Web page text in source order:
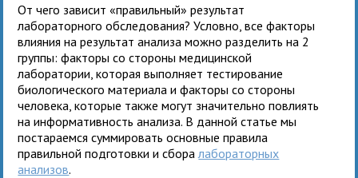
От чего зависит «правильный» результат
лабораторного обследования? Условно, все факторы
влияния на результат анализа можно разделить на 2
группы: факторы со стороны медицинской
лаборатории, которая выполняет тестирование
биологического материала и факторы со стороны
человека, которые также могут значительно повлиять
на информативность анализа. В данной статье мы
постараемся суммировать основные правила
правильной подготовки и сборалабораторных
анализов.